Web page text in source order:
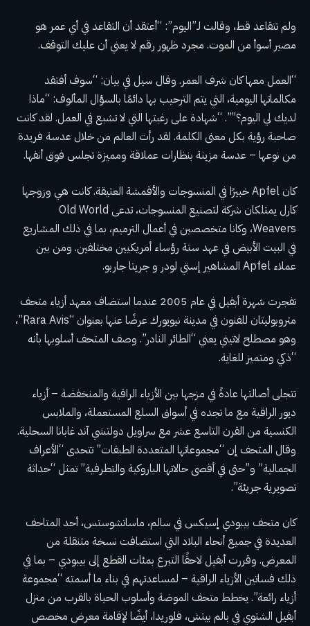
ولم تتقاعد قط، وقالت لـ”اليوم”: “أعتقد أن التقاعد في أي عمر هو
مصير أسوأ من الموت. مجرد ظهور رقم لا يعني أن عليك التوقف.
“العمل معها كان شرف العمر. وقال سيل في بيان: “سوف أفتقد
مكالماتها اليومية، التي يتم الترحيب بها دائمًا بالسؤال المألوف: “ماذا
لديك لي اليوم؟””. “شهادة على رغبتها التي لا تشبع في العمل. لقد كانت
صاحبة رؤية بكل معنى الكلمة. لقد رأت العالم من خلال عدسة فريدة
من نوعها – عدسة مزينة بنظارات عملاقة ومميزة تجلس فوق أنفها.
كان Apfel خبيرًا في المنسوجات والأقمشة العتيقة. كانت هي وزوجها
كارل يمتلكان شركة لتصنيع المنسوجات، تدعى Old World
Weavers، وكانا متخصصين في أعمال الترميم، بما في ذلك المشاريع
في البيت الأبيض في عهد ستة رؤساء أمريكيين مختلفين. ومن بين
عملاء Apfel المشاهير إستي لودر و جريتا جاربو.
تفجرت شهرة أبفيل في عام 2005 عندما استضاف معهد أزياء متحف
متروبوليتان للفنون في مدينة نيويورك عرضًا عنها بعنوان “Rara Avis”،
وهو مصطلح لاتيني يعني “الطائر النادر”. وصف المتحف أسلوبها بأنه
“ذكي ومتميز للغاية.
تتجلى أصالتها عادةً في مزجها بين الأزياء الراقية والمنخفضة – أزياء
ديور الراقية مع ما تجده في أسواق السلع المستعملة، والملابس
الكنسية من القرن التاسع عشر مع سراويل دولتشي آند غابانا السحلية.
وقال المتحف إن “مجموعاتها المتعددة الطبقات” تتحدى “الأعراف
الجمالية” و”حتى في أقصى حالاتها الباروكية والتطرفية” تمثل “حداثة
تصويرية جريئة”.
كان متحف بيبودي إسيكس في سالم، ماساتشوستس، أحد المتاحف
العديدة في جميع أنحاء البلاد التي استضافت نسخة متنقلة من
المعرض. وقررت أبفيل لاحقًا التبرع بمئات القطع إلى بيبودي – بما في
ذلك فساتين الأزياء الراقية – لمساعدتهم في بناء ما أسمته “مجموعة
أزياء رائعة”. يخطط متحف الموضة وأسلوب الحياة بالقرب من منزل
أبفيل الشتوي في بالم بيتش، فلوريدا، أيضًا لإقامة معرض مخصص